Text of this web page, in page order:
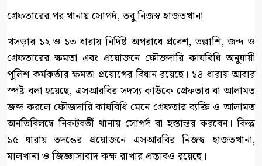
গ্রেফতারের পর থানায় সোপর্দ, তবু নিজস্ব হাজতখানা
খসড়ার ১২ ও ১৩ ধারায় নির্দিষ্ট অপরাধে প্রবেশ, তল্লাশি, জব্দ ও
গ্রেফতারের ক্ষমতা এবং প্রয়োজনে ফৌজদারি কার্যবিধি অনুযায়ী
পুলিশ কর্মকর্তার ক্ষমতা প্রয়োগের বিধান রয়েছে। ১৪ ধারায় আবার
স্পষ্ট বলা হয়েছে, এসআরবির সদস্য কাউকে গ্রেফতার বা আলামত
জব্দ করলে ফৌজদারি কার্যবিধি মেনে গ্রেফতার ব্যক্তি ও আলামত
অনতিবিলম্বে নিকটবর্তী থানায় সোপর্দ বা হস্তান্তর করবেন। কিন্তু
১৫ ধারায় তদন্তের প্রয়োজনে এসআরবির নিজস্ব হাজতখানা,
মালখানা ও জিজ্ঞাসাবাদ কক্ষ রাখার প্রস্তাবও রয়েছে।